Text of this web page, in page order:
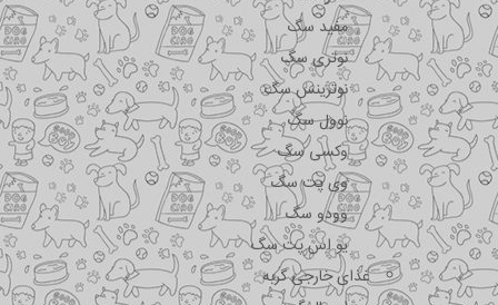
مفید سگ
نوتری سگ
نوترینس سگ
نوول سگ
وکسی سگ
وی پت سگ
وودو سگ
یو اس پت سگ
غذای خارجی گربه